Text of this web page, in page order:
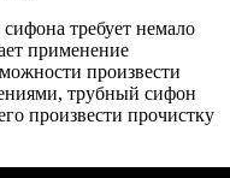
сифона требует немало
применение
произвести
трубный сифон
произвести прочистку